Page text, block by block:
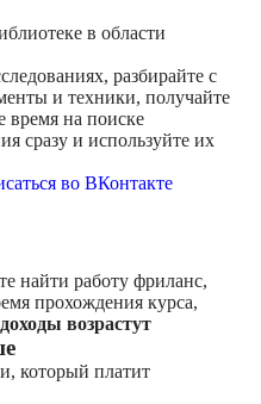
в области
разбирайте с
и техники, получайте
время на поиске
сразу и используйте их
во ВКонтакте
найти работу фриланс,
прохождения курса,
возрастут
который платит